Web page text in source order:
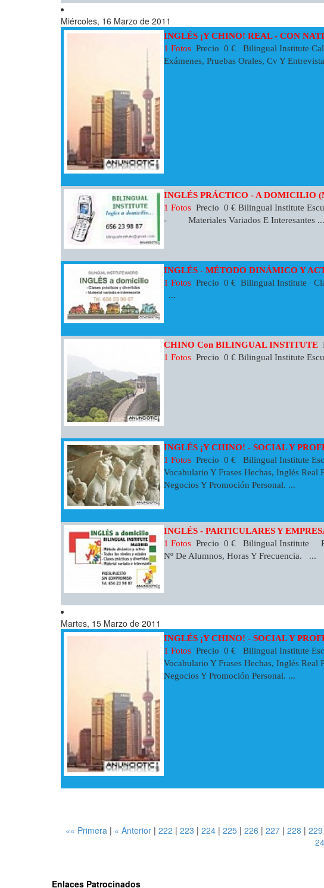
Miércoles, 16 Marzo de 2011
INGLÉS ¡Y CHINO! REAL - CON
1 Fotos Precio 0 € Bilingual Institute
Exámenes, Pruebas Orales, Cv Y
INGLÉS PRÁCTICO - A DOMICILIO
1 Fotos Precio 0 € Bilingual Institute
- Materiales Variados E Interesantes ...
INGLÉS - MÉTODO DINÁMICO Y
1 Fotos Precio 0 € Bilingual Institute
...
CHINO Con BILINGUAL INSTITUTE
1 Fotos Precio 0 € Bilingual Institute
INGLÉS ¡Y CHINO! - SOCIAL Y
1 Fotos Precio 0 € Bilingual Institute
Vocabulario Y Frases Hechas, Inglés
Negocios Y Promoción Personal. ...
INGLÉS - PARTICULARES Y
1 Fotos Precio 0 € Bilingual Institute
Nº De Alumnos, Horas Y Frecuencia. ...
Martes, 15 Marzo de 2011
INGLÉS ¡Y CHINO! - SOCIAL Y
1 Fotos Precio 0 € Bilingual Institute
Vocabulario Y Frases Hechas, Inglés
Negocios Y Promoción Personal. ...
«« Primera | « Anterior | 222 | 223 | 224 | 225 | 226 | 227 | 228 | 229
Enlaces Patrocinados